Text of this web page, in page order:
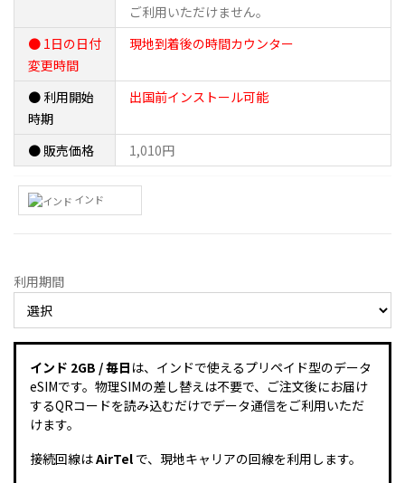
ご利用いただけません。
● 1日の日付
変更時間
現地到着後の時間カウンター
● 利用開始
時期
出国前インストール可能
● 販売価格 1,010円
インド
利用期間
インド 2GB / 毎日 は、インドで使えるプリペイド型のデータ
eSIMです。物理SIMの差し替えは不要で、ご注文後にお届け
するQRコードを読み込むだけでデータ通信をご利用いただ
けます。
接続回線はAirTel で、現地キャリアの回線を利用します。